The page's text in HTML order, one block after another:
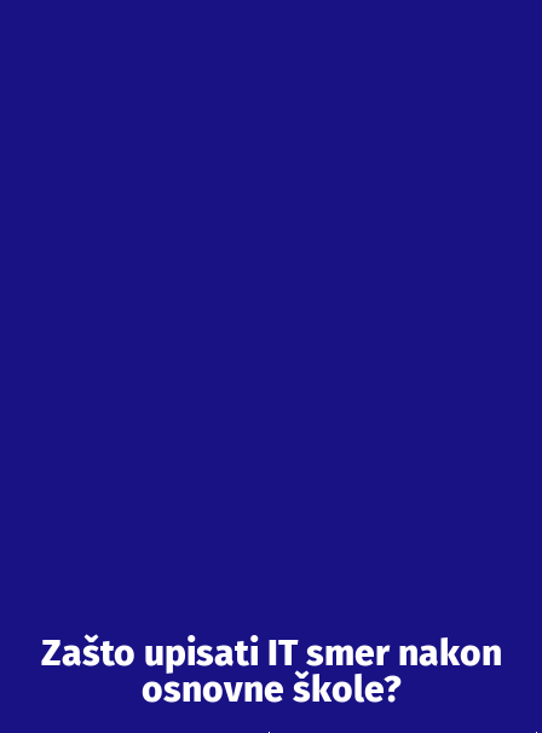
Zašto upisati IT smer nakon
osnovne škole?